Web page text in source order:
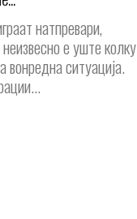
натпревари,
е уште колку
вонредна ситуација.